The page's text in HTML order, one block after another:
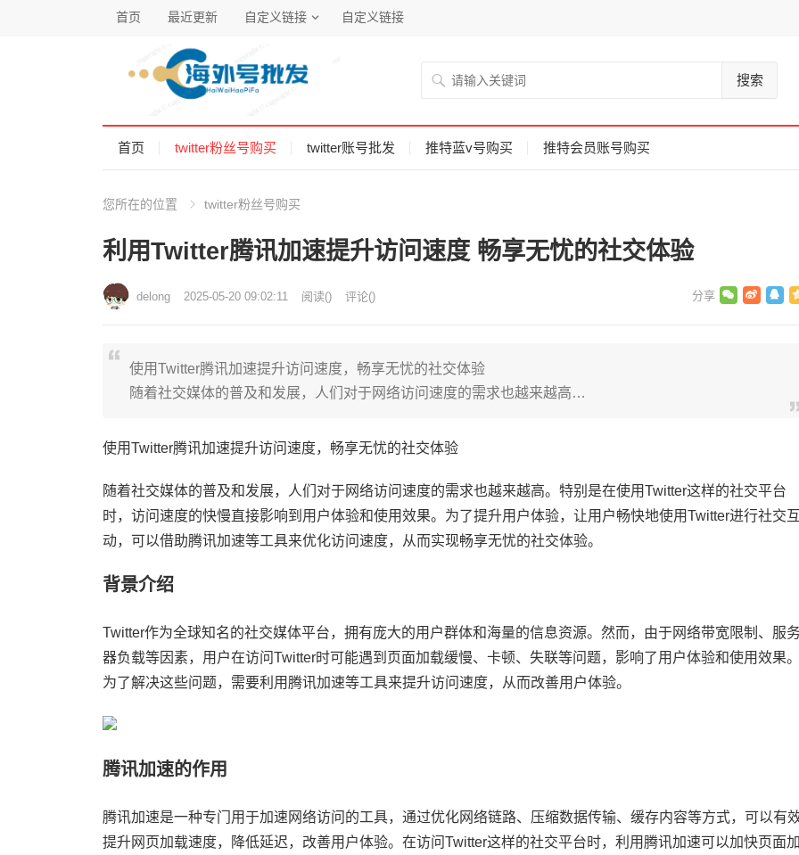
首页 最近更新 自定义链接 自定义链接
搜索
首页 twitter粉丝号购买 twitter账号批发 推特蓝v号购买 推特会员账号购买
您所在的位置 twitter粉丝号购买
利用Twitter腾讯加速提升访问速度 畅享无忧的社交体验
delong 2025-05-20 09:02:11 阅读() 评论()
使用Twitter腾讯加速提升访问速度，畅享无忧的社交体验
随着社交媒体的普及和发展，人们对于网络访问速度的需求也越来越高…
使用Twitter腾讯加速提升访问速度，畅享无忧的社交体验
随着社交媒体的普及和发展，人们对于网络访问速度的需求也越来越高。特别是在使用Twitter这样的社交平台
时，访问速度的快慢直接影响到用户体验和使用效果。为了提升用户体验，让用户畅快地使用Twitter进行社交
动，可以借助腾讯加速等工具来优化访问速度，从而实现畅享无忧的社交体验。
背景介绍
Twitter作为全球知名的社交媒体平台，拥有庞大的用户群体和海量的信息资源。然而，由于网络带宽限制、服
器负载等因素，用户在访问Twitter时可能遇到页面加载缓慢、卡顿、失联等问题，影响了用户体验和使用效果
为了解决这些问题，需要利用腾讯加速等工具来提升访问速度，从而改善用户体验。
腾讯加速的作用
腾讯加速是一种专门用于加速网络访问的工具，通过优化网络链路、压缩数据传输、缓存内容等方式，可以有
提升网页加载速度，降低延迟，改善用户体验。在访问Twitter这样的社交平台时，利用腾讯加速可以加快页面